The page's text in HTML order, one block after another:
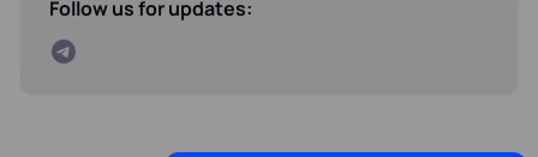
Follow us for updates: